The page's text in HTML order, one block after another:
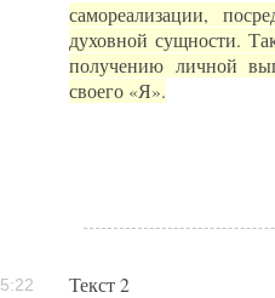
самореализации,
духовной сущности.
получению личной
своего «Я».
Текст 2